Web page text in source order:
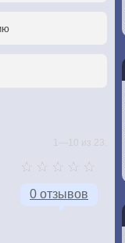
1—10 из 23.
0 отзывов